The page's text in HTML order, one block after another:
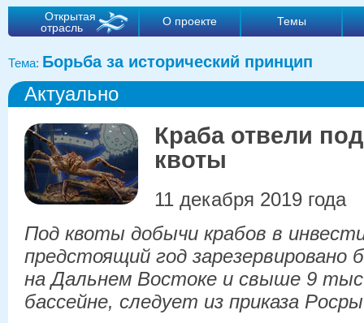
Открытая
отрасль
О проекте Темы
Тема: Борьба за исторический принцип
Актуально
Краба отвели
квоты
11 декабря 2019 года
Под квоты добычи крабов в
предстоящий год
на Дальнем Востоке и свыше 9
бассейне, следует из приказа